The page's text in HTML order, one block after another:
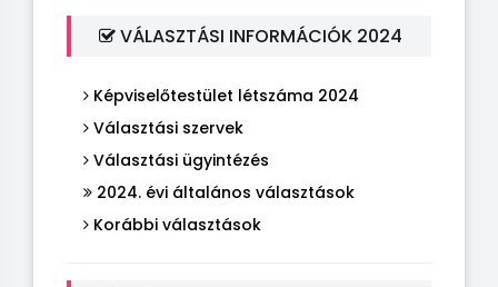
VÁLASZTÁSI INFORMÁCIÓK 2024
Képviselőtestület létszáma 2024
Választási szervek
Választási ügyintézés
2024. évi általános választások
Korábbi választások